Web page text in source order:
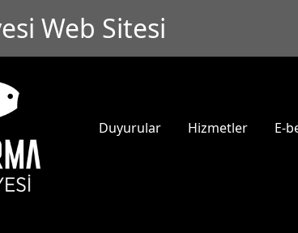
Web Sitesi
Duyurular Hizmetler E-